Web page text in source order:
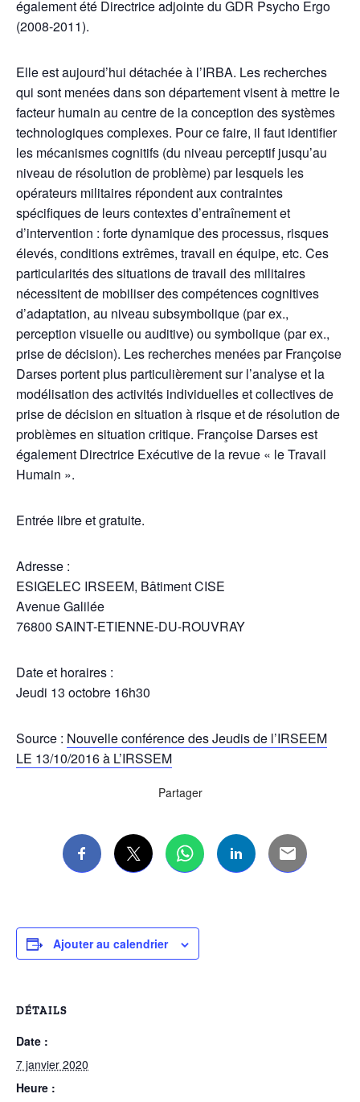
également été Directrice adjointe du GDR Psycho Ergo
(2008-2011).
Elle est aujourd’hui détachée à l’IRBA. Les recherches
qui sont menées dans son département visent à mettre le
facteur humain au centre de la conception des systèmes
technologiques complexes. Pour ce faire, il faut identifier
les mécanismes cognitifs (du niveau perceptif jusqu’au
niveau de résolution de problème) par lesquels les
opérateurs militaires répondent aux contraintes
spécifiques de leurs contextes d’entraînement et
d’intervention : forte dynamique des processus, risques
élevés, conditions extrêmes, travail en équipe, etc. Ces
particularités des situations de travail des militaires
nécessitent de mobiliser des compétences cognitives
d’adaptation, au niveau subsymbolique (par ex.,
perception visuelle ou auditive) ou symbolique (par ex.,
prise de décision). Les recherches menées par Françoise
Darses portent plus particulièrement sur l’analyse et la
modélisation des activités individuelles et collectives de
prise de décision en situation à risque et de résolution de
problèmes en situation critique. Françoise Darses est
également Directrice Exécutive de la revue « le Travail
Humain ».
Entrée libre et gratuite.
Adresse :
ESIGELEC IRSEEM, Bâtiment CISE
Avenue Galilée
76800 SAINT-ETIENNE-DU-ROUVRAY
Date et horaires :
Jeudi 13 octobre 16h30
Source : Nouvelle conférence des Jeudis de l’IRSEEM
LE 13/10/2016 à L’IRSSEM
Partager
Ajouter au calendrier
DÉTAILS
Date :
7 janvier 2020
Heure :